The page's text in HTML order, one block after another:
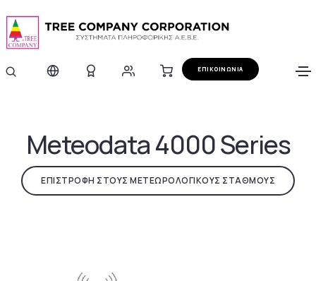
ΕΠΙΚΟΙΝΩΝΙΑ
Meteodata 4000 Series
ΕΠΙΣΤΡΟΦΗ ΣΤΟΥΣ ΜΕΤΕΩΡΟΛΟΓΙΚΟΥΣ ΣΤΑΘΜΟΥΣ